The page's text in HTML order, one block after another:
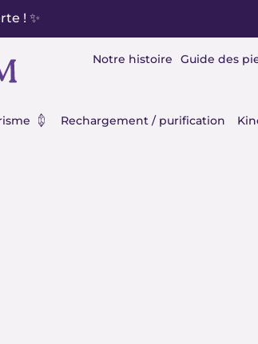
! ✨
Notre histoire Guide des
Ouvrir Ésotérisme
Rechargement / purification